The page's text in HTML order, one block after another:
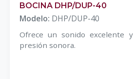
BOCINA DHP/DUP-40
Modelo: DHP/DUP-40
Ofrece un sonido excelente
presión sonora.